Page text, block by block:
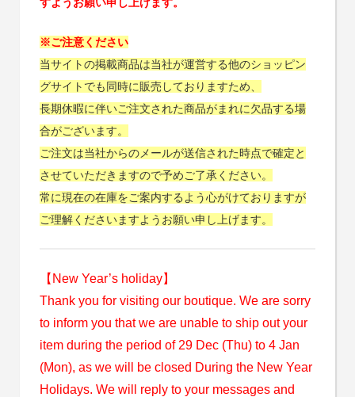
※ご注意ください
当サイトの掲載商品は当社が運営する他のショッピン
グサイトでも同時に販売しておりますため、
長期休暇に伴いご注文された商品がまれに欠品する場
合がございます。
ご注文は当社からのメールが送信された時点で確定と
させていただきますので予めご了承ください。
常に現在の在庫をご案内するよう心がけておりますが
ご理解くださいますようお願い申し上げます。
【New Year’s holiday】
Thank you for visiting our boutique. We are sorry
to inform you that we are unable to ship out your
item during the period of 29 Dec (Thu) to 4 Jan
(Mon), as we will be closed During the New Year
Holidays. We will reply to your messages and